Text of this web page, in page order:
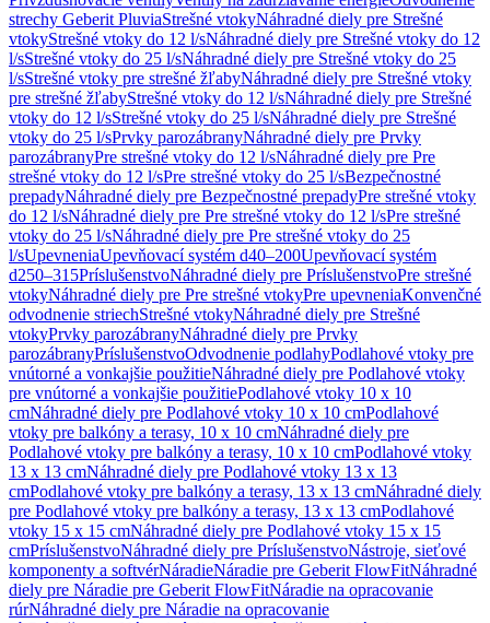
strechy Geberit PluviaStrešné vtokyNáhradné diely pre Strešné
vtokyStrešné vtoky do 12 l/sNáhradné diely pre Strešné vtoky do 12
l/sStrešné vtoky do 25 l/sNáhradné diely pre Strešné vtoky do 25
l/sStrešné vtoky pre strešné žľabyNáhradné diely pre Strešné vtoky
pre strešné žľabyStrešné vtoky do 12 l/sNáhradné diely pre Strešné
vtoky do 12 l/sStrešné vtoky do 25 l/sNáhradné diely pre Strešné
vtoky do 25 l/sPrvky parozábranyNáhradné diely pre Prvky
parozábranyPre strešné vtoky do 12 l/sNáhradné diely pre Pre
strešné vtoky do 12 l/sPre strešné vtoky do 25 l/sBezpečnostné
prepadyNáhradné diely pre Bezpečnostné prepadyPre strešné vtoky
do 12 l/sNáhradné diely pre Pre strešné vtoky do 12 l/sPre strešné
vtoky do 25 l/sNáhradné diely pre Pre strešné vtoky do 25
l/sUpevneniaUpevňovací systém d40–200Upevňovací systém
d250–315PríslušenstvoNáhradné diely pre PríslušenstvoPre strešné
vtokyNáhradné diely pre Pre strešné vtokyPre upevneniaKonvenčné
odvodnenie striechStrešné vtokyNáhradné diely pre Strešné
vtokyPrvky parozábranyNáhradné diely pre Prvky
parozábranyPríslušenstvoOdvodnenie podlahyPodlahové vtoky pre
vnútorné a vonkajšie použitieNáhradné diely pre Podlahové vtoky
pre vnútorné a vonkajšie použitiePodlahové vtoky 10 x 10
cmNáhradné diely pre Podlahové vtoky 10 x 10 cmPodlahové
vtoky pre balkóny a terasy, 10 x 10 cmNáhradné diely pre
Podlahové vtoky pre balkóny a terasy, 10 x 10 cmPodlahové vtoky
13 x 13 cmNáhradné diely pre Podlahové vtoky 13 x 13
cmPodlahové vtoky pre balkóny a terasy, 13 x 13 cmNáhradné diely
pre Podlahové vtoky pre balkóny a terasy, 13 x 13 cmPodlahové
vtoky 15 x 15 cmNáhradné diely pre Podlahové vtoky 15 x 15
cmPríslušenstvoNáhradné diely pre PríslušenstvoNástroje, sieťové
komponenty a softvérNáradieNáradie pre Geberit FlowFitNáhradné
diely pre Náradie pre Geberit FlowFitNáradie na opracovanie
rúrNáhradné diely pre Náradie na opracovanie